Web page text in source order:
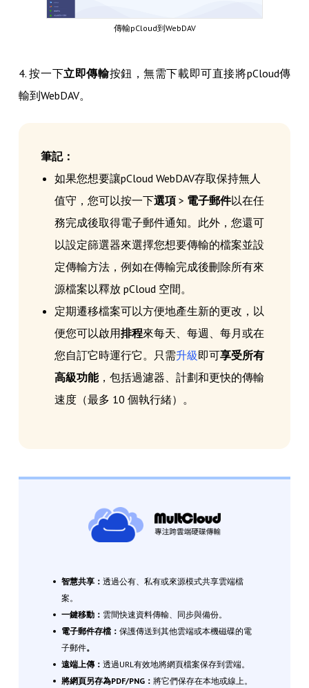
傳輸pCloud到WebDAV
4. 按一下立即傳輸按鈕，無需下載即可直接將pCloud傳
輸到WebDAV。
筆記：
如果您想要讓pCloud WebDAV存取保持無人
值守，您可以按一下選項> 電子郵件以在任
務完成後取得電子郵件通知。此外，您還可
以設定篩選器來選擇您想要傳輸的檔案並設
定傳輸方法，例如在傳輸完成後刪除所有來
源檔案以釋放 pCloud 空間。
定期遷移檔案可以方便地產生新的更改，以
便您可以啟用排程來每天、每週、每月或在
您自訂它時運行它。只需升級即可享受所有
高級功能，包括過濾器、計劃和更快的傳輸
速度（最多 10 個執行緒）。
智慧共享： 透過公有、私有或來源模式共享雲端檔
案。
一鍵移動： 雲間快速資料傳輸、同步與備份。
電子郵件存檔： 保護傳送到其他雲端或本機磁碟的電
子郵件。
遠端上傳： 透過URL有效地將網頁檔案保存到雲端。
將網頁另存為PDF/PNG： 將它們保存在本地或線上。